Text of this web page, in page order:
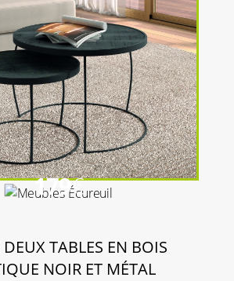
179€
DEUX TABLES EN BOIS
NOIR ET MÉTAL